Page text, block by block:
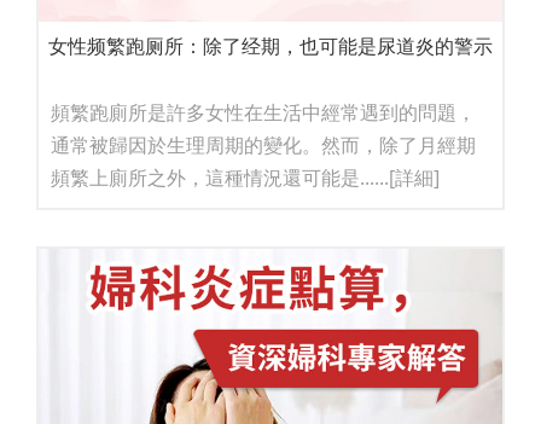
女性频繁跑厕所：除了经期，也可能是尿道炎的警示
頻繁跑廁所是許多女性在生活中經常遇到的問題，
通常被歸因於生理周期的變化。然而，除了月經期
頻繁上廁所之外，這種情況還可能是......[詳細]